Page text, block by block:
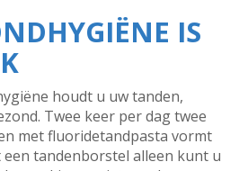
IS
houdt u uw tanden,
Twee keer per dag twee
met fluoridetandpasta vormt
tandenborstel alleen kunt u